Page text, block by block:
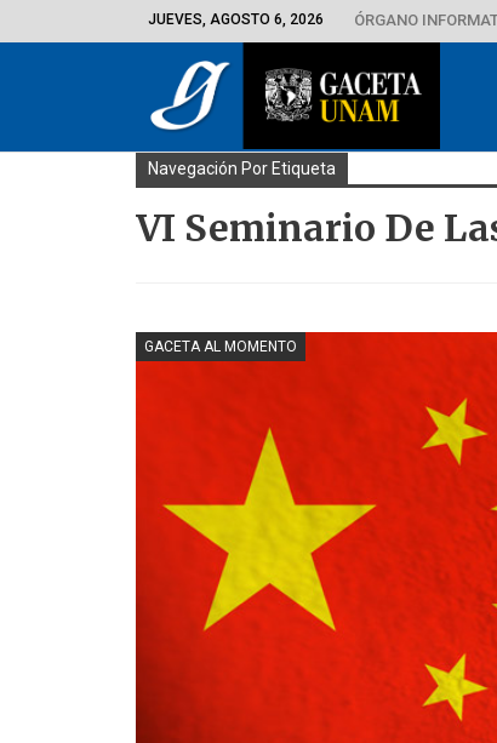
JUEVES, AGOSTO 6, 2026 ÓRGANO
Navegación Por Etiqueta
VI Seminario De
GACETA AL MOMENTO